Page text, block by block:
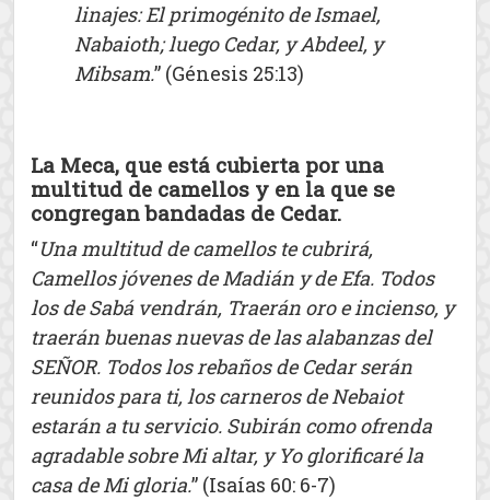
linajes: El primogénito de Ismael,
Nabaioth; luego Cedar, y Abdeel, y
Mibsam.” (Génesis 25:13)
La Meca, que está cubierta por una
multitud de camellos y en la que se
congregan bandadas de Cedar.
“Una multitud de camellos te cubrirá,
Camellos jóvenes de Madián y de Efa. Todos
los de Sabá vendrán, Traerán oro e incienso, y
traerán buenas nuevas de las alabanzas del
SEÑOR. Todos los rebaños de Cedar serán
reunidos para ti, los carneros de Nebaiot
estarán a tu servicio. Subirán como ofrenda
agradable sobre Mi altar, y Yo glorificaré la
casa de Mi gloria.” (Isaías 60: 6-7)